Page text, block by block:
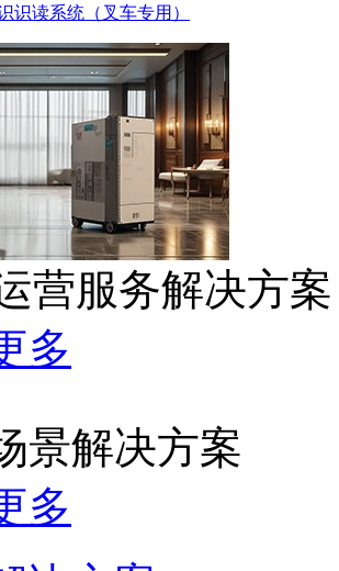
识读系统（叉车专用）
营服务解决方案
多
景解决方案
多